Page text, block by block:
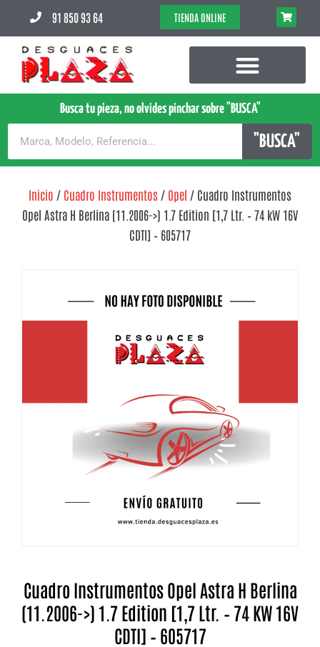
91 850 93 64 TIENDA ONLINE
Busca tu pieza, no olvides pinchar sobre "BUSCA"
"BUSCA"
Inicio / Cuadro Instrumentos / Opel / Cuadro Instrumentos
Opel Astra H Berlina (11.2006->) 1.7 Edition [1,7 Ltr. – 74 kW 16V
CDTI] – 605717
Cuadro Instrumentos Opel Astra H Berlina
(11.2006->) 1.7 Edition [1,7 Ltr. – 74 KW 16V
CDTI] – 605717